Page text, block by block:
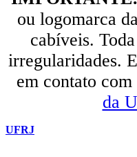
ou logomarca
cabíveis.
irregularidades.
em contato
da
UFRJ